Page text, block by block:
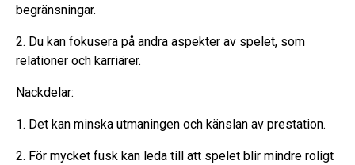
begränsningar.
2. Du kan fokusera på andra aspekter av spelet, som
relationer och karriärer.
Nackdelar:
1. Det kan minska utmaningen och känslan av prestation.
2. För mycket fusk kan leda till att spelet blir mindre roligt